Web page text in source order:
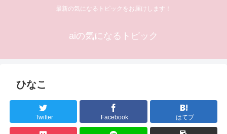
最新の気になるトピックをお届けします！
aiの気になるトピック
ひなこ
Twitter Facebook はてブ